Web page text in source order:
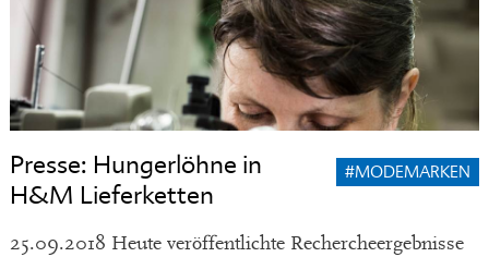
Presse: Hungerlöhne in
H&M Lieferketten
#MODEMARKEN
25.09.2018 Heute veröffentlichte Rechercheergebnisse